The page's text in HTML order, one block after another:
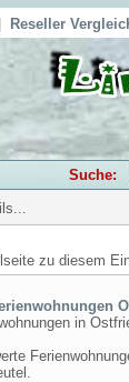
Reseller
Suche:
zu diesem
in